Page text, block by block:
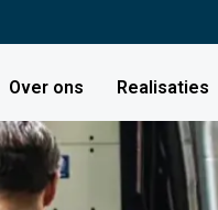
Over ons Realisaties